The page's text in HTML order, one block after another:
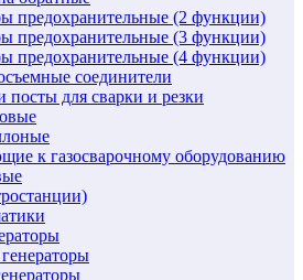
предохранительные (2 функции)
предохранительные (3 функции)
предохранительные (4 функции)
соединители
посты для сварки и резки
к газосварочному оборудованию